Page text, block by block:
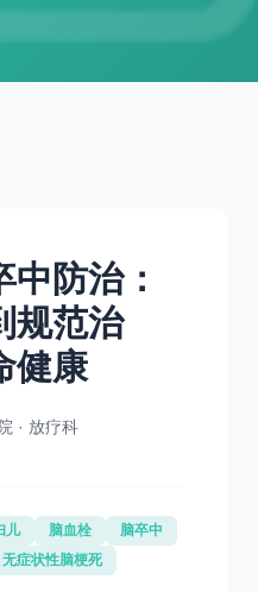
防治：
规范治
健康
· 放疗科
儿 脑血栓
脑卒中
无症状性脑梗死